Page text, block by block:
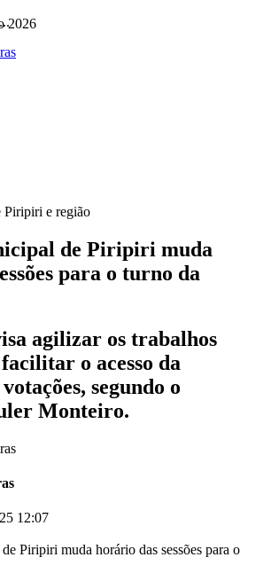
2026
Piripiri e região
de Piripiri muda
para o turno da
agilizar os trabalhos
o acesso da
segundo o
Monteiro.
12:07